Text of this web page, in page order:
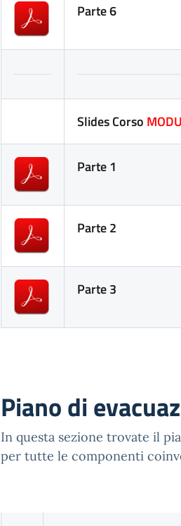
Parte 6
Slides Corso
Parte 1
Parte 2
Parte 3
Piano di
In questa sezione trovate il
per tutte le componenti